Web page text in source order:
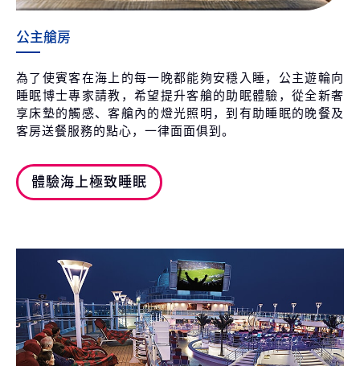
公主艙房
為了使賓客在海上的每一晚都能夠安穩入睡，公主遊輪向
睡眠博士專家請教，希望提升客艙的助眠體驗，從全新奢
享床墊的觸感、客艙內的燈光照明，到有助睡眠的晚餐及
客房送餐服務的點心，一律面面俱到。
體驗海上極致睡眠